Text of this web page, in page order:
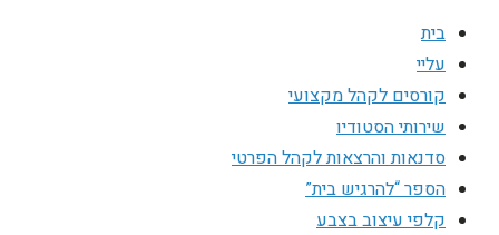
בית
עליי
קורסים לקהל מקצועי
שירותי הסטודיו
סדנאות והרצאות לקהל הפרטי
הספר “להרגיש בית”
קלפי עיצוב בצבע